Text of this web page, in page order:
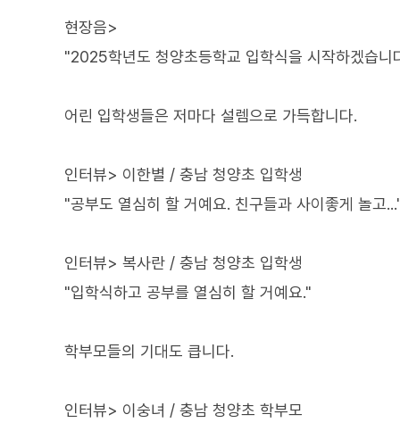
현장음>
"2025학년도 청양초등학교 입학식을 시작하겠습니
어린 입학생들은 저마다 설렘으로 가득합니다.
인터뷰> 이한별 / 충남 청양초 입학생
"공부도 열심히 할 거예요. 친구들과 사이좋게 놀고
인터뷰> 복사란 / 충남 청양초 입학생
"입학식하고 공부를 열심히 할 거예요."
학부모들의 기대도 큽니다.
인터뷰> 이숭녀 / 충남 청양초 학부모